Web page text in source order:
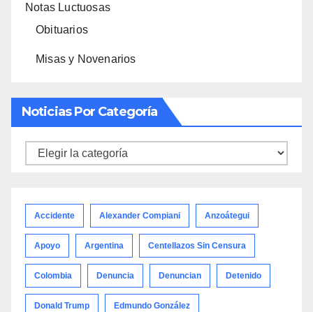
Notas Luctuosas
Obituarios
Misas y Novenarios
Noticias Por Categoría
Noticias
Accidente Alexander Compiani Anzoátegui
Apoyo Argentina Centellazos Sin Censura
Colombia Denuncia Denuncian Detenido
Donald Trump Edmundo González